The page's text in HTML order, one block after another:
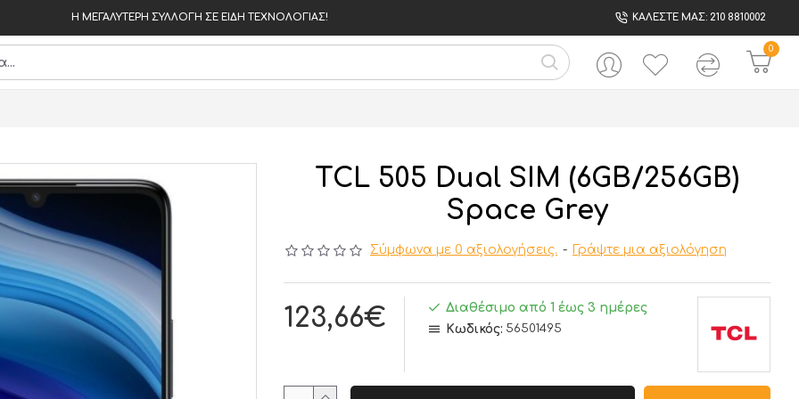
Η ΜΕΓΑΛΥΤΕΡΗ ΣΥΛΛΟΓΗ ΣΕ ΕΙΔΗ ΤΕΧΝΟΛΟΓΙΑΣ! ΚΑΛΕΣΤΕ ΜΑΣ: 210 8810002
0
TCL 505 Dual SIM (6GB/256GB)
Space Grey
Σύμφωνα με 0 αξιολογήσεις. - Γράψτε μια αξιολόγηση
123,66€
Διαθέσιμο από 1 έως 3 ημέρες
Κωδικός: 56501495